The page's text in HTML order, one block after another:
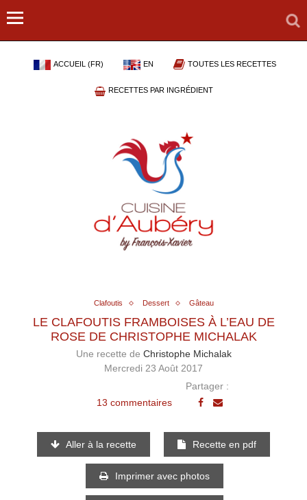
ACCUEIL (FR) EN TOUTES LES RECETTES
RECETTES PAR INGRÉDIENT
Clafoutis Dessert Gâteau
LE CLAFOUTIS FRAMBOISES À L’EAU DE
ROSE DE CHRISTOPHE MICHALAK
Une recette de Christophe Michalak
Mercredi 23 Août 2017
13 commentaires
Partager :
Aller à la recette Recette en pdf
Imprimer avec photos